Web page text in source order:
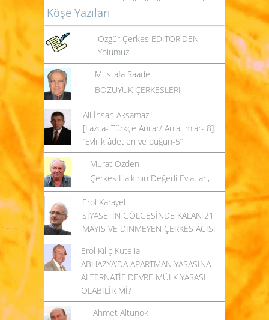
Köşe Yazıları
Özgür Çerkes EDİTÖR'DEN
Yolumuz
Mustafa Saadet
BOZÜYÜK ÇERKESLERİ
Ali İhsan Aksamaz
[Lazca- Türkçe Anılar/ Anlatımlar- 8]:
“Evlilik âdetleri ve düğün-5”
Murat Özden
Çerkes Halkının Değerli Evlatları,
Erol Karayel
SİYASETİN GÖLGESİNDE KALAN 21
MAYIS VE DİNMEYEN ÇERKES ACISI
Erol Kılıç Kutelia
ABHAZYA’DA APARTMAN YASASINA
ALTERNATİF DEVRE MÜLK YASASI
OLABİLİR Mİ?
Ahmet Altunok